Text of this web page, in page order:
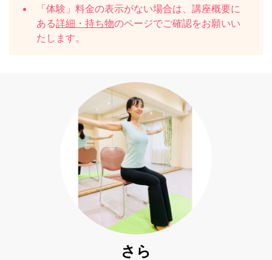
「体験」料金の表示がない場合は、講座概要に
ある詳細・持ち物のページでご確認をお願いい
たします。
さら